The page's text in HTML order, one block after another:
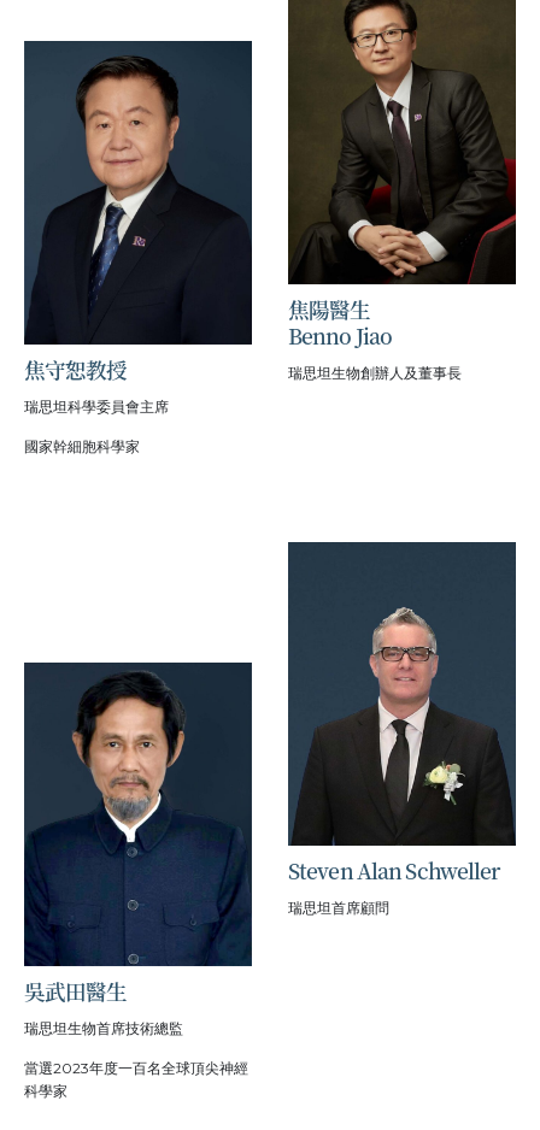
焦守恕教授
瑞思坦科學委員會主席
國家幹細胞科學家
焦陽醫生
Benno Jiao
瑞思坦生物創辦人及董事長
吳武田醫生
瑞思坦生物首席技術總監
當選2023年度一百名全球頂尖神經
科學家
Steven Alan Schweller
瑞思坦首席顧問